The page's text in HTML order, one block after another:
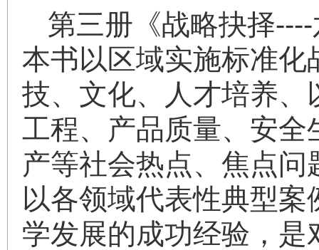
第三册《战略抉择
本书以区域实施标准
技、文化、人才培养
工程、产品质量、安
产等社会热点、焦点
以各领域代表性典型
学发展的成功经验，